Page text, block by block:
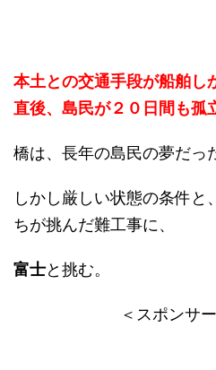
本土との交通手段が船舶し
直後、島民が２０日間も孤
橋は、長年の島民の夢だっ
しかし厳しい状態の条件と
ちが挑んだ難工事に、
富士と挑む。
＜スポンサ